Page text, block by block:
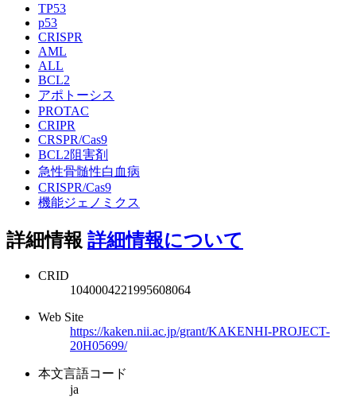
TP53
p53
CRISPR
AML
ALL
BCL2
アポトーシス
PROTAC
CRIPR
CRSPR/Cas9
BCL2阻害剤
急性骨髄性白血病
CRISPR/Cas9
機能ジェノミクス
詳細情報 詳細情報について
CRID
1040004221995608064
Web Site
https://kaken.nii.ac.jp/grant/KAKENHI-PROJECT-
20H05699/
本文言語コード
ja